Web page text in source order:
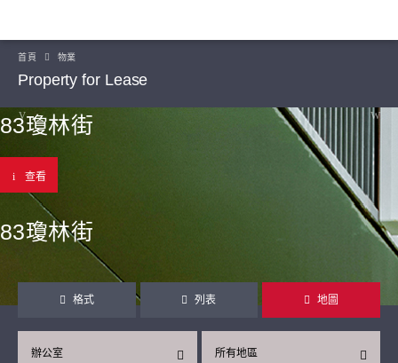
首頁 物業
Property for Lease
83瓊林街
查看
83瓊林街
格式 列表 地圖
所有地區
辦公室